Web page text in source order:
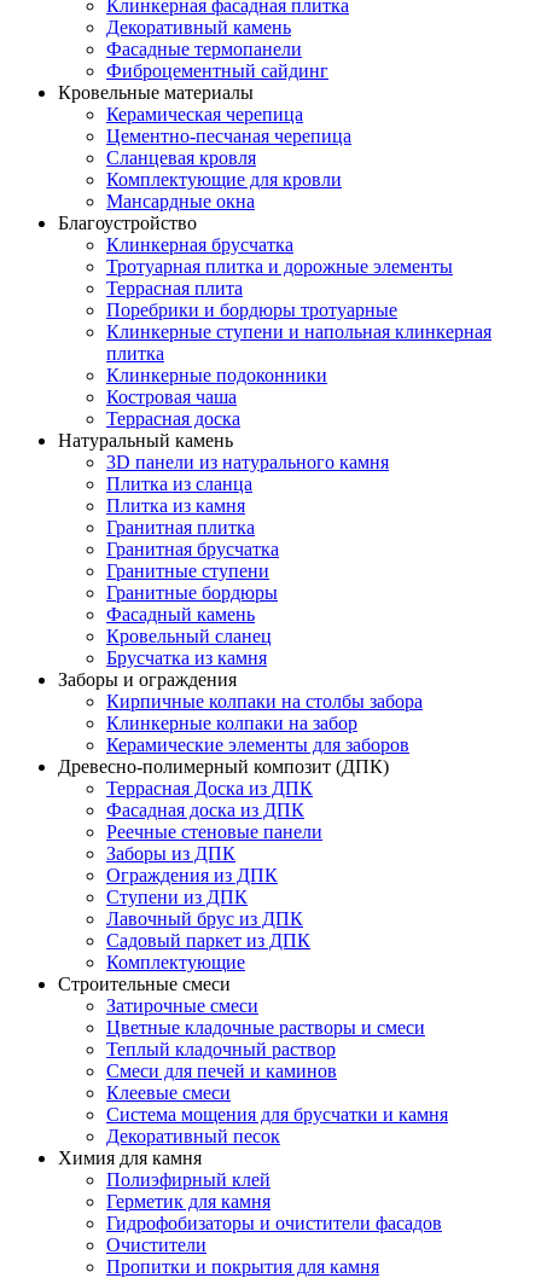
Клинкерная фасадная плитка
Декоративный камень
Фасадные термопанели
Фиброцементный сайдинг
Кровельные материалы
Керамическая черепица
Цементно-песчаная черепица
Сланцевая кровля
Комплектующие для кровли
Мансардные окна
Благоустройство
Клинкерная брусчатка
Тротуарная плитка и дорожные элементы
Террасная плита
Поребрики и бордюры тротуарные
Клинкерные ступени и напольная клинкерная
плитка
Клинкерные подоконники
Костровая чаша
Террасная доска
Натуральный камень
3D панели из натурального камня
Плитка из сланца
Плитка из камня
Гранитная плитка
Гранитная брусчатка
Гранитные ступени
Гранитные бордюры
Фасадный камень
Кровельный сланец
Брусчатка из камня
Заборы и ограждения
Кирпичные колпаки на столбы забора
Клинкерные колпаки на забор
Керамические элементы для заборов
Древесно-полимерный композит (ДПК)
Террасная Доска из ДПК
Фасадная доска из ДПК
Реечные стеновые панели
Заборы из ДПК
Ограждения из ДПК
Ступени из ДПК
Лавочный брус из ДПК
Садовый паркет из ДПК
Комплектующие
Строительные смеси
Затирочные смеси
Цветные кладочные растворы и смеси
Теплый кладочный раствор
Смеси для печей и каминов
Клеевые смеси
Система мощения для брусчатки и камня
Декоративный песок
Химия для камня
Полиэфирный клей
Герметик для камня
Гидрофобизаторы и очистители фасадов
Очистители
Пропитки и покрытия для камня